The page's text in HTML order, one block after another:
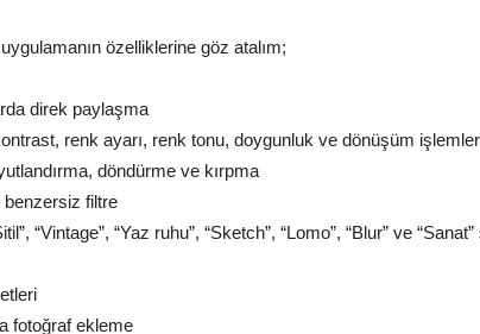
özelliklerine göz atalım;
direk paylaşma
renk ayarı, renk tonu, doygunluk ve dönüşüm
döndürme ve kırpma
benzersiz filtre
“Vintage”, “Yaz ruhu”, “Sketch”, “Lomo”, “Blur” ve
fotoğraf ekleme